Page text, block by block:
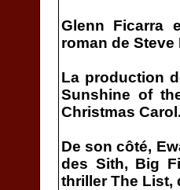
Glenn Ficarra
roman de
La production
Sunshine of
Christmas Carol.
De son côté,
des Sith, Big
thriller The List,